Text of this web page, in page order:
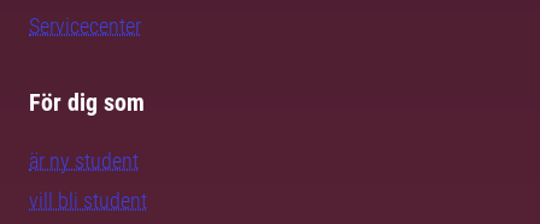
Servicecenter
För dig som
är ny student
vill bli student